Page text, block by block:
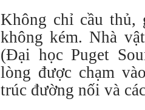
Không chỉ cầu thủ,
không kém. Nhà
(Đại học Puget
lòng được chạm
trúc đường nối và